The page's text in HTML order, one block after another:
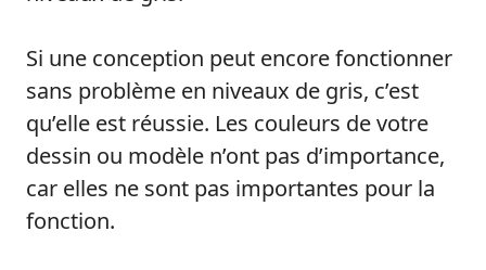
Si une conception peut encore fonctionner
sans problème en niveaux de gris, c’est
qu’elle est réussie. Les couleurs de votre
dessin ou modèle n’ont pas d’importance,
car elles ne sont pas importantes pour la
fonction.